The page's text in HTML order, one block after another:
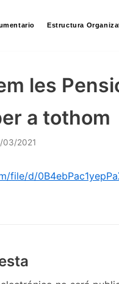
Estructura
les
a tothom
03/2021
file/d/